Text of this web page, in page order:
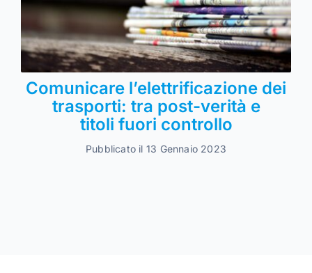
Comunicare l’elettrificazione dei
trasporti: tra post-verità e
titoli fuori controllo
Pubblicato il 13 Gennaio 2023